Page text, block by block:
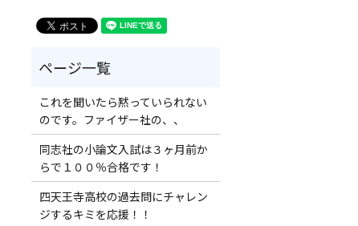
これを聞いたら黙っていられない
のです。ファイザー社の、、
同志社の小論文入試は３ヶ月前か
らで１００％合格です！
四天王寺高校の過去問にチャレン
ジするキミを応援！！